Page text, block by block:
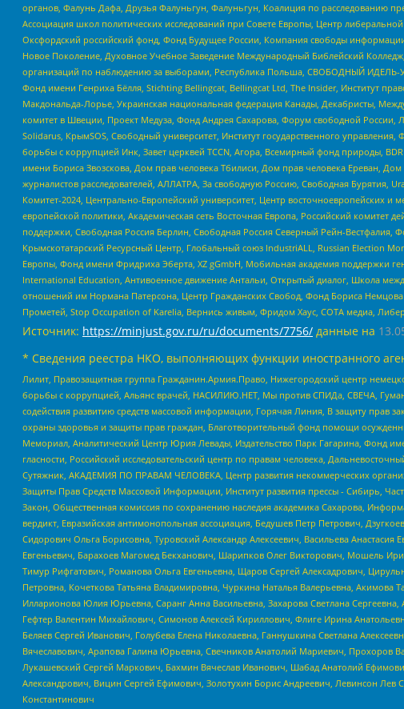
органов, Фалунь Дафа, Друзья Фалуньгун, Фалуньгун, Коалиция по расследованию
Ассоциация школ политических исследований при Совете Европы, Центр
Оксфордский российский фонд, Фонд Будущее России, Компания свободы
Новое Поколение, Духовное Учебное Заведение Международный Библейский
организаций по наблюдению за выборами, Республика Польша, СВОБОДНЫЙ ИДЕЛЬ-
Фонд имени Генриха Бёлля, Stichting Bellingcat, Bellingcat Ltd, The Insider, Институт
Макдональда-Лорье, Украинская национальная федерация Канады, Декабристы,
комитет в Швеции, Проект Медуза, Фонд Андрея Сахарова, Форум свободной
Solidarus, КрымSOS, Свободный университет, Институт государственного
борьбы с коррупцией Инк, Завет церквей TCCN, Агора, Всемирный фонд природы,
имени Бориса Звозскова, Дом прав человека Тбилиси, Дом прав человека Ереван,
журналистов расследователей, АЛЛАТРА, За свободную Россию, Свободная Бурятия,
Комитет-2024, Центрально-Европейский университет, Центр восточноевропейских
европейской политики, Академическая сеть Восточная Европа, Российский комитет
поддержки, Свободная Россия Берлин, Свободная Россия Северный Рейн-Вестфалия,
Крымскотатарский Ресурсный Центр, Глобальный союз IndustriALL, Russian Election
Европы, Фонд имени Фридриха Эберта, XZ gGmbH, Мобильная академия поддержки
International Education, Антивоенное движение Антальи, Открытый диалог, Школа
отношений им Нормана Патерсона, Центр Гражданских Свобод, Фонд Бориса
Прометей, Stop Occupation of Karelia, Вернись живым, Фридом Хаус, СОТА медиа,
Источник: https://minjust.gov.ru/ru/documents/7756/ данные на
* Сведения реестра НКО, выполняющих функции иностранного
Лилит, Правозащитная группа Гражданин.Армия.Право, Нижегородский центр
борьбы с коррупцией, Альянс врачей, НАСИЛИЮ.НЕТ, Мы против СПИДа, СВЕЧА,
содействия развитию средств массовой информации, Горячая Линия, В защиту
охраны здоровья и защиты прав граждан, Благотворительный фонд помощи
Мемориал, Аналитический Центр Юрия Левады, Издательство Парк Гагарина, Фонд
гласности, Российский исследовательский центр по правам человека,
Сутяжник, АКАДЕМИЯ ПО ПРАВАМ ЧЕЛОВЕКА, Центр развития некоммерческих
Защиты Прав Средств Массовой Информации, Институт развития прессы - Сибирь,
Закон, Общественная комиссия по сохранению наследия академика Сахарова,
вердикт, Евразийская антимонопольная ассоциация, Бедушев Петр Петрович,
Сидорович Ольга Борисовна, Туровский Александр Алексеевич, Васильева
Евгеньевич, Барахоев Магомед Бекханович, Шарипков Олег Викторович, Мошель
Тимур Рифгатович, Романова Ольга Евгеньевна, Щаров Сергей Алексадрович,
Петровна, Кочеткова Татьяна Владимировна, Чуркина Наталья Валерьевна, Акимова
Илларионова Юлия Юрьевна, Саранг Анна Васильевна, Захарова Светлана
Гефтер Валентин Михайлович, Симонов Алексей Кириллович, Флиге Ирина
Беляев Сергей Иванович, Голубева Елена Николаевна, Ганнушкина Светлана
Вячеславович, Арапова Галина Юрьевна, Свечников Анатолий Мариевич, Прохоров
Лукашевский Сергей Маркович, Бахмин Вячеслав Иванович, Шабад Анатолий
Александрович, Вицин Сергей Ефимович, Золотухин Борис Андреевич, Левинсон
Константинович